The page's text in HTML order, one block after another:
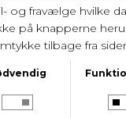
Længde på 125
44/xl.
50% bomuld,
Varenr. 60262 132